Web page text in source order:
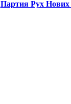
Партия Рух